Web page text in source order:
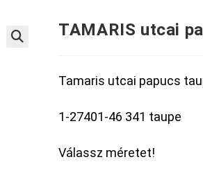
TAMARIS utcai
Tamaris utcai papucs
1-27401-46 341 taupe
Válassz méretet!